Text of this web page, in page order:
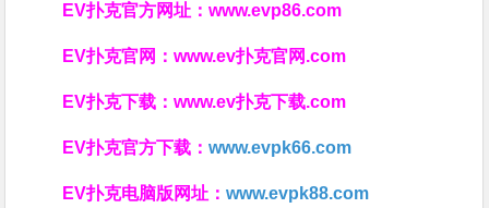
EV扑克官方网址：www.evp86.com
EV扑克官网：www.ev扑克官网.com
EV扑克下载：www.ev扑克下载.com
EV扑克官方下载：www.evpk66.com
EV扑克电脑版网址：www.evpk88.com